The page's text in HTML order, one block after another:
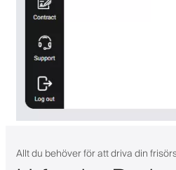
Allt du behöver för att driva din